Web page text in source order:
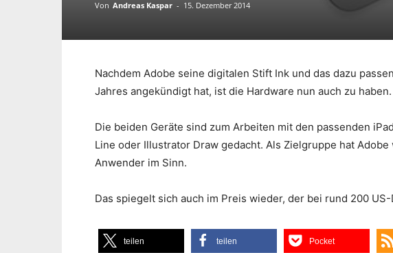
Von Andreas Kaspar - 15. Dezember 2014
Nachdem Adobe seine digitalen Stift Ink und das dazu
Jahres angekündigt hat, ist die Hardware nun auch zu haben.
Die beiden Geräte sind zum Arbeiten mit den passenden
Line oder Illustrator Draw gedacht. Als Zielgruppe hat
Anwender im Sinn.
Das spiegelt sich auch im Preis wieder, der bei rund 200
teilen teilen Pocket